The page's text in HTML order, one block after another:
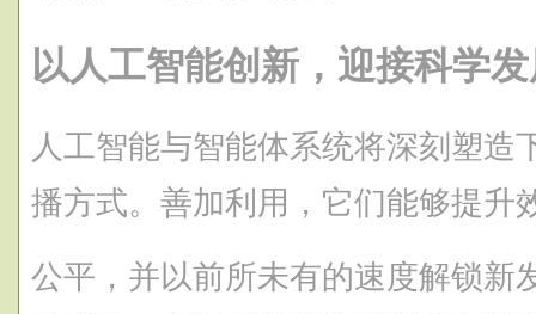
以人工智能创新，迎接科学
人工智能与智能体系统将深刻塑造
播方式。善加利用，它们能够提升
公平，并以前所未有的速度解锁新